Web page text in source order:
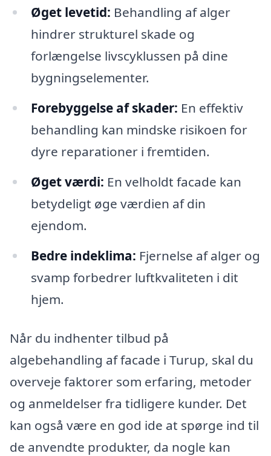
Øget levetid: Behandling af alger
hindrer strukturel skade og
forlængelse livscyklussen på dine
bygningselementer.
Forebyggelse af skader: En effektiv
behandling kan mindske risikoen for
dyre reparationer i fremtiden.
Øget værdi: En velholdt facade kan
betydeligt øge værdien af din
ejendom.
Bedre indeklima: Fjernelse af alger og
svamp forbedrer luftkvaliteten i dit
hjem.
Når du indhenter tilbud på
algebehandling af facade i Turup, skal du
overveje faktorer som erfaring, metoder
og anmeldelser fra tidligere kunder. Det
kan også være en god ide at spørge ind til
de anvendte produkter, da nogle kan